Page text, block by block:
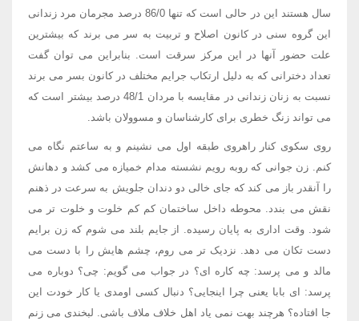
سال هستند این در حالی است که تنها 86/0 درصد مجرمان مرد زندانی
این گروه سنی در کانون اصلاح و تربیت به سر می برند که بیشترین
علت حضور آنها در این مرکز سرقت است. بنابراین می توان گفت
تعداد دخترانی که به دلیل ارتکاب جرایم مختلف در کانون بسر می برند
نسبت به زنان زندانی در مقایسه با مردان 48/1 درصد بیشتر است که
می تواند زنگ خطری برای کارشناسان و مسوولان باشد.
روی سکوی کنار راهروی طبقه اول می نشینم و به ساعتم نگاه می
کنم. زن جوانی که روبه رویم نشسته مدام خمیازه می کشد و دهانش
را آنقدر باز می کند که جای خالی دو دندان جلویش به سرعت در ذهنم
نقش می بندد. محوطه داخل ساختمان کم کم خلوت و خلوت تر می
شود. وقت اداری به پایان رسیده. از جایم بلند می شوم که زن برایم
دست تکان می دهد. نزدیک تر می روم، چشم هایش را با دست می
مالد و می پرسد: چه کاره ای؟ در جواب می گویم: چی؟ دوباره می
پرسد: ای بابا یعنی چرا اینجایی؟ دنبال کسی اومدی یا کار خودت این
جا افتاده؟ هرچند بهت نمی یاد اهل خلاف ملاف باشی. لبخندی می زنم